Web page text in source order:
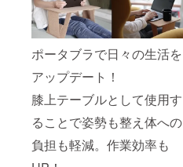
ポータブラで日々の生活を
アップデート！
膝上テーブルとして使用す
ることで姿勢も整え体への
負担も軽減。作業効率も